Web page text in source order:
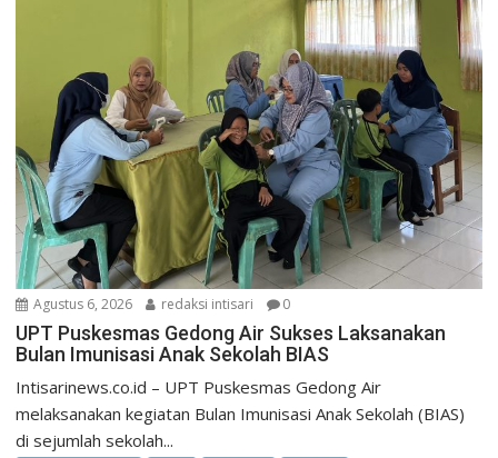
Agustus 6, 2026 redaksi intisari 0
UPT Puskesmas Gedong Air Sukses Laksanakan
Bulan Imunisasi Anak Sekolah BIAS
Intisarinews.co.id – UPT Puskesmas Gedong Air
melaksanakan kegiatan Bulan Imunisasi Anak Sekolah (BIAS)
di sejumlah sekolah...